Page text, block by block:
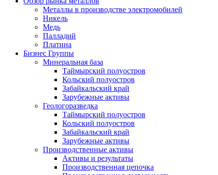
Металлы в производстве электромобилей
Никель
Медь
Палладий
Платина
Бизнес Группы
Минеральная база
Таймырский полуостров
Кольский полуостров
Забайкальский край
Зарубежные активы
Геологоразведка
Таймырский полуостров
Кольский полуостров
Забайкальский край
Зарубежные активы
Производственные активы
Активы и результаты
Производственная цепочка